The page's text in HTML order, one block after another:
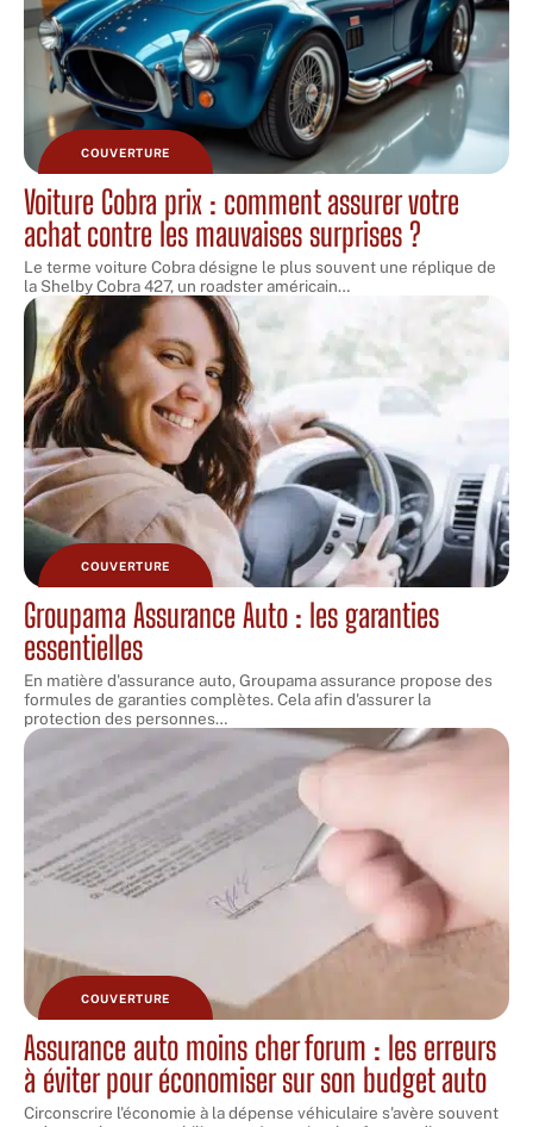
COUVERTURE
Voiture Cobra prix : comment assurer votre
achat contre les mauvaises surprises ?
Le terme voiture Cobra désigne le plus souvent une réplique de
la Shelby Cobra 427, un roadster américain…
COUVERTURE
Groupama Assurance Auto : les garanties
essentielles
En matière d'assurance auto, Groupama assurance propose des
formules de garanties complètes. Cela afin d'assurer la
protection des personnes…
COUVERTURE
Assurance auto moins cher forum : les erreurs
à éviter pour économiser sur son budget auto
Circonscrire l'économie à la dépense véhiculaire s'avère souvent